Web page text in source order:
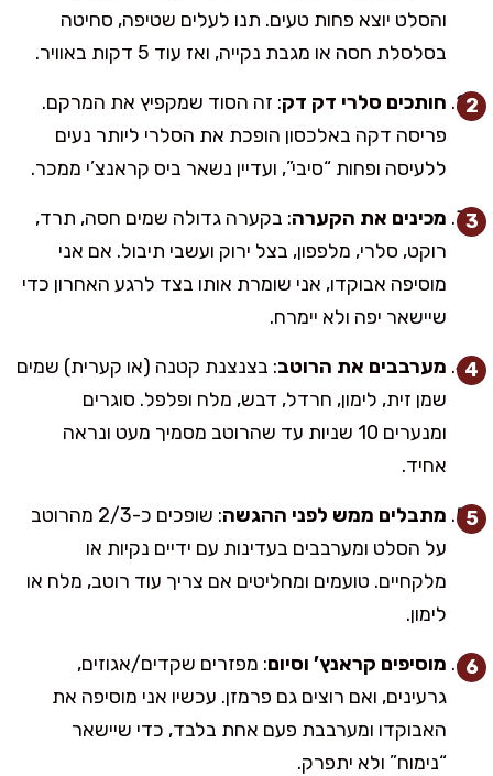
והסלט יוצא פחות טעים. תנו לעלים שטיפה, סחיטה
בסלסלת חסה או מגבת נקייה, ואז עוד 5 דקות באוויר.
חותכים סלרי דק דק: זה הסוד שמקפיץ את המרקם.
פריסה דקה באלכסון הופכת את הסלרי ליותר נעים
ללעיסה ופחות “סיבי”, ועדיין נשאר ביס קראנצ’י ממכר.
מכינים את הקערה: בקערה גדולה שמים חסה, תרד,
רוקט, סלרי, מלפפון, בצל ירוק ועשבי תיבול. אם אני
מוסיפה אבוקדו, אני שומרת אותו בצד לרגע האחרון כדי
שיישאר יפה ולא יימרח.
מערבבים את הרוטב: בצנצנת קטנה (או קערית) שמים
שמן זית, לימון, חרדל, דבש, מלח ופלפל. סוגרים
ומנערים 10 שניות עד שהרוטב מסמיך מעט ונראה
אחיד.
מתבלים ממש לפני ההגשה
: שופכים כ-2/3 מהרוטב
על הסלט ומערבבים בעדינות עם ידיים נקיות או
מלקחיים. טועמים ומחליטים אם צריך עוד רוטב, מלח או
לימון.
מוסיפים קראנץ’ וסיום: מפזרים שקדים/אגוזים,
גרעינים, ואם רוצים גם פרמזן. עכשיו אני מוסיפה את
האבוקדו ומערבבת פעם אחת בלבד, כדי שיישאר
“נימוח” ולא יתפרק.